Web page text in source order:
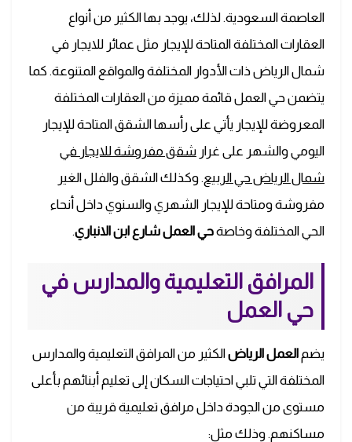
العاصمة السعودية. لذلك، يوجد بها الكثير من أنواع
العقارات المختلفة المتاحة للإيجار مثل عمائر للايجار في
شمال الرياض ذات الأدوار المختلفة والمواقع المتنوعة. كما
يتضمن حي العمل قائمة مميزة من العقارات المختلفة
المعروضة للإيجار يأتي على رأسها الشقق المتاحة للإيجار
اليومي والشهر على غرار شقق مفروشة للايجار في
شمال الرياض حي الربيع. وكذلك الشقق والفلل الغير
مفروشة ومتاحة للإيجار الشهري والسنوي داخل أنحاء
الحي المختلفة وخاصةحي العمل شارع ابن الانباري.
المرافق التعليمية والمدارس في
حي العمل
يضم العمل الرياضالكثير من المرافق التعليمية والمدارس
المختلفة التي تلبي احتياجات السكان إلى تعليم أبنائهم بأعلى
مستوى من الجودة داخل مرافق تعليمية قريبة من
مساكنهم. وذلك مثل: